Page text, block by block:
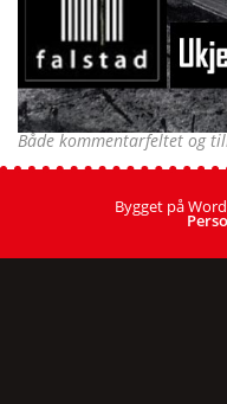
Både kommentarfeltet og
Bygget på